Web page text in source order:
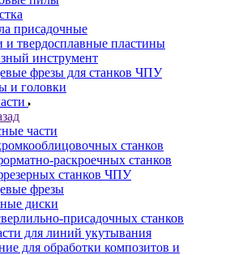
присадочные
твердосплавные пластины
инструмент
фрезы для станков ЧПУ
и головки
части
станков
раскроечных станков
станков ЧПУ
фрезы
диски
присадочных станков
для линий укутывания
для обработки композитов и